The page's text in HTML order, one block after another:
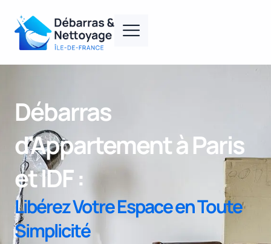
Débarras
d'Appartement à Paris
et IDF :
Libérez Votre Espace en Toute
Simplicité